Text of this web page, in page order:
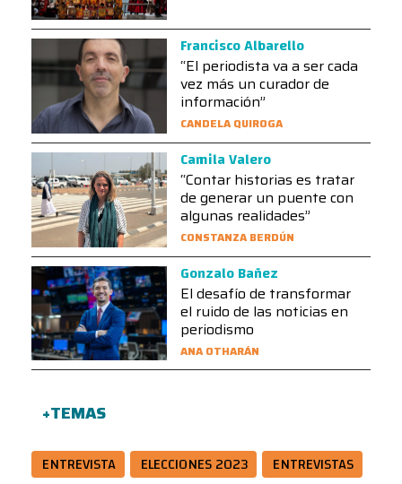
Francisco Albarello
“El periodista va a ser cada
vez más un curador de
información”
CANDELA QUIROGA
Camila Valero
“Contar historias es tratar
de generar un puente con
algunas realidades”
CONSTANZA BERDÚN
Gonzalo Bañez
El desafío de transformar
el ruido de las noticias en
periodismo
ANA OTHARÁN
+TEMAS
ENTREVISTA ELECCIONES 2023
ENTREVISTAS